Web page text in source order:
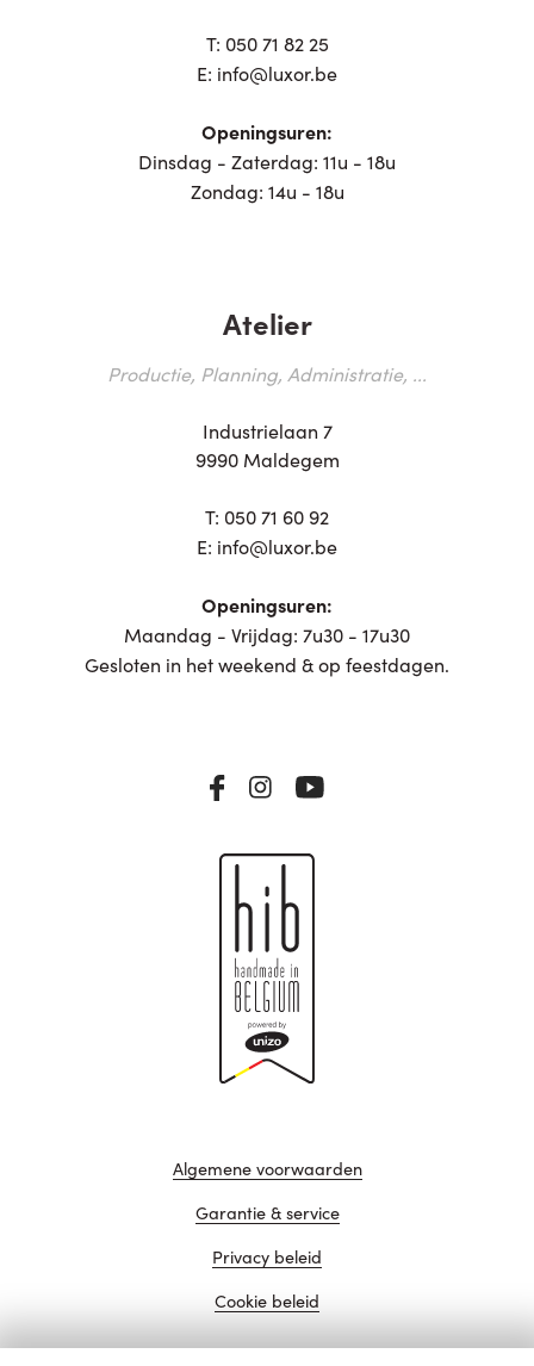
T: 050 71 82 25
E: info@luxor.be
Openingsuren:
Dinsdag - Zaterdag: 11u - 18u
Zondag: 14u - 18u
Atelier
Productie, Planning, Administratie, ...
Industrielaan 7
9990 Maldegem
T: 050 71 60 92
E: info@luxor.be
Openingsuren:
Maandag - Vrijdag: 7u30 - 17u30
Gesloten in het weekend & op feestdagen.
Algemene voorwaarden
Garantie & service
Privacy beleid
Cookie beleid